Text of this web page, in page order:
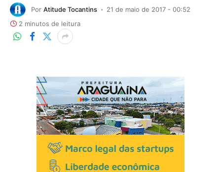
Por Atitude Tocantins
21 de maio de 2017 - 00:52
2 minutos de leitura